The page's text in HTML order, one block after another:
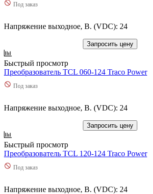
Под заказ
Напряжение выходное, В. (VDC): 24
Запросить цену
Быстрый просмотр
Преобразователь TCL 060-124 Traco Power
Под заказ
Напряжение выходное, В. (VDC): 24
Запросить цену
Быстрый просмотр
Преобразователь TCL 120-124 Traco Power
Под заказ
Напряжение выходное, В. (VDC): 24